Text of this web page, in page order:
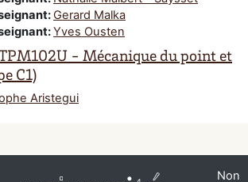
Gerard Malka
Yves Ousten
- Mécanique du point et
C1)
Aristegui
Non